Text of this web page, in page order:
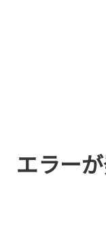
エラー